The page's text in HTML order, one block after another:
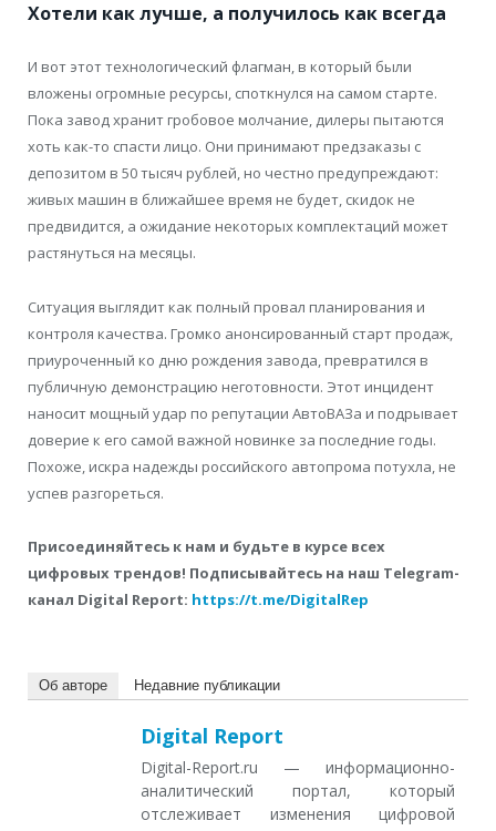
Хотели как лучше, а получилось как всегда
И вот этот технологический флагман, в который были
вложены огромные ресурсы, споткнулся на самом старте.
Пока завод хранит гробовое молчание, дилеры пытаются
хоть как-то спасти лицо. Они принимают предзаказы с
депозитом в 50 тысяч рублей, но честно предупреждают:
живых машин в ближайшее время не будет, скидок не
предвидится, а ожидание некоторых комплектаций может
растянуться на месяцы.
Ситуация выглядит как полный провал планирования и
контроля качества. Громко анонсированный старт продаж,
приуроченный ко дню рождения завода, превратился в
публичную демонстрацию неготовности. Этот инцидент
наносит мощный удар по репутации АвтоВАЗа и подрывает
доверие к его самой важной новинке за последние годы.
Похоже, искра надежды российского автопрома потухла, не
успев разгореться.
Присоединяйтесь к нам и будьте в курсе всех
цифровых трендов! Подписывайтесь на наш Telegram-
канал Digital Report: https://t.me/DigitalRep
Об авторе Недавние публикации
Digital Report
Digital-Report.ru — информационно-
аналитический портал, который
отслеживает изменения цифровой